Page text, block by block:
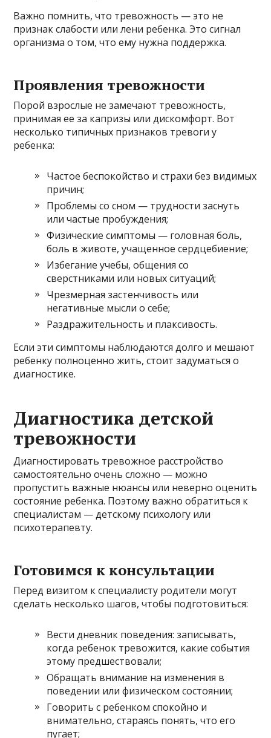
Важно помнить, что тревожность — это не
признак слабости или лени ребенка. Это сигнал
организма о том, что ему нужна поддержка.
Проявления тревожности
Порой взрослые не замечают тревожность,
принимая ее за капризы или дискомфорт. Вот
несколько типичных признаков тревоги у
ребенка:
Частое беспокойство и страхи без видимых
причин;
Проблемы со сном — трудности заснуть
или частые пробуждения;
Физические симптомы — головная боль,
боль в животе, учащенное сердцебиение;
Избегание учебы, общения со
сверстниками или новых ситуаций;
Чрезмерная застенчивость или
негативные мысли о себе;
Раздражительность и плаксивость.
Если эти симптомы наблюдаются долго и мешают
ребенку полноценно жить, стоит задуматься о
диагностике.
Диагностика детской
тревожности
Диагностировать тревожное расстройство
самостоятельно очень сложно — можно
пропустить важные нюансы или неверно оценить
состояние ребенка. Поэтому важно обратиться к
специалистам — детскому психологу или
психотерапевту.
Готовимся к консультации
Перед визитом к специалисту родители могут
сделать несколько шагов, чтобы подготовиться:
Вести дневник поведения: записывать,
когда ребенок тревожится, какие события
этому предшествовали;
Обращать внимание на изменения в
поведении или физическом состоянии;
Говорить с ребенком спокойно и
внимательно, стараясь понять, что его
пугает;